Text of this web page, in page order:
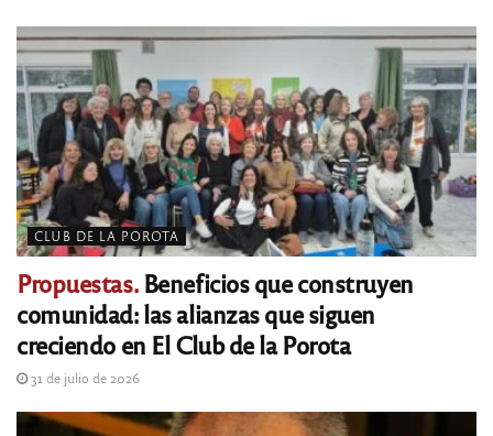
CLUB DE LA POROTA
Propuestas.Beneficios que construyen
comunidad: las alianzas que siguen
creciendo en El Club de la Porota
31 de julio de 2026